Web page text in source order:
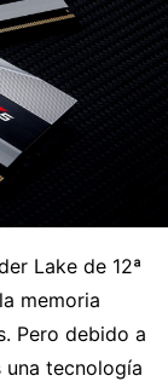
Lake de 12ª
memoria
Pero debido a
una tecnología